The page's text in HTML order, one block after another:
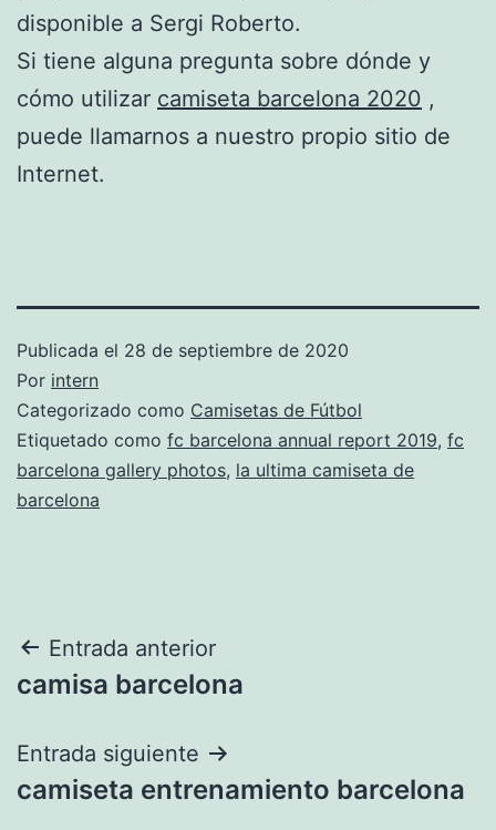
disponible a Sergi Roberto.
Si tiene alguna pregunta sobre dónde y
cómo utilizar camiseta barcelona 2020 ,
puede llamarnos a nuestro propio sitio de
Internet.
Publicada el 28 de septiembre de 2020
Por intern
Categorizado como Camisetas de Fútbol
Etiquetado como fc barcelona annual report 2019, fc
barcelona gallery photos, la ultima camiseta de
barcelona
Navegación
de
entradas
Entrada anterior
camisa barcelona
Entrada siguiente
camiseta entrenamiento barcelona